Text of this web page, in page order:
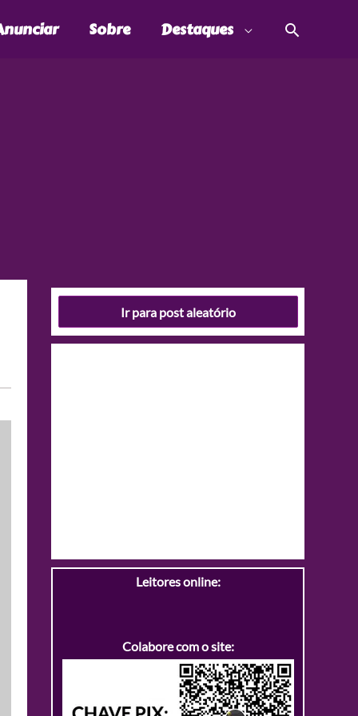
Sobre Destaques
Ir para post aleatório
Leitores online:
Colabore com o site: